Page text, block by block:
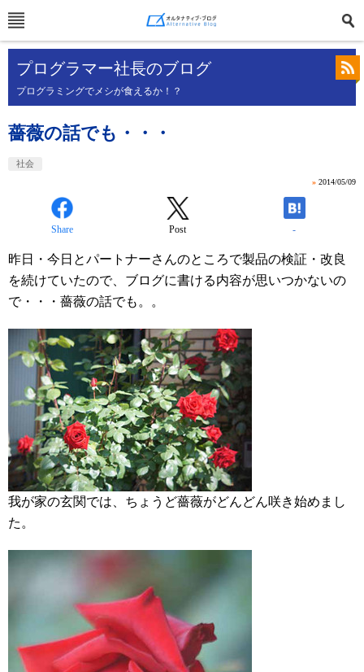
プログラマー社長のブログ
プログラミングでメシが食えるか！？
薔薇の話でも・・・
社会
» 2014/05/09
Share Post -
昨日・今日とパートナーさんのところで製品の検証・改良
を続けていたので、ブログに書ける内容が思いつかないの
で・・・薔薇の話でも。。
我が家の玄関では、ちょうど薔薇がどんどん咲き始めまし
た。